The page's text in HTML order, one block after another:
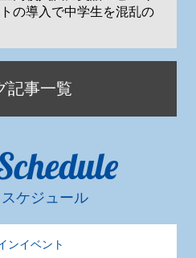
の導入で中学生を混乱の
記事一覧
ケジュール
ンイベント